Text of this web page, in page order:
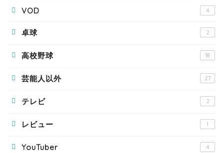
VOD 4
卓球 2
高校野球 18
芸能人以外 27
テレビ 2
レビュー 1
YouTuber 4